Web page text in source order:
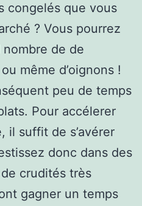
congelés que vous
? Vous pourrez
de de
même d’oignons !
peu de temps
Pour accélerer
il suffit de s’avérer
donc dans des
crudités très
gagner un temps